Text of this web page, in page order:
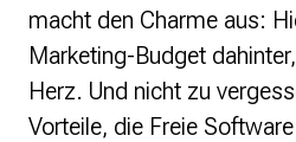
macht den Charme aus:
Marketing-Budget
Herz. Und nicht zu
Vorteile, die Freie